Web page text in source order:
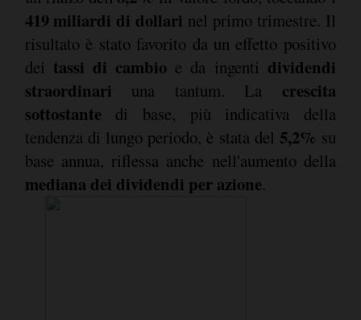
419 miliardi di dollari nel primo trimestre. Il
risultato è stato favorito da un effetto positivo
dei tassi di cambioe da ingenti dividendi
straordinari una tantum. La crescita
sottostante di base, più indicativa della
tendenza di lungo periodo, è stata del 5,2% su
base annua, riflessa anche nell'aumento della
mediana dei dividendi per azione.